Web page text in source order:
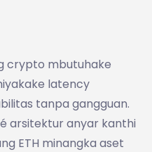
crypto mbutuhake
latency
tanpa gangguan.
arsitektur anyar kanthi
ETH minangka aset